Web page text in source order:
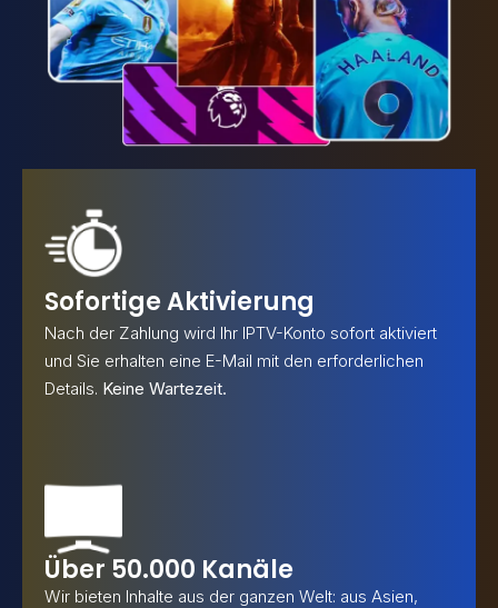
Sofortige Aktivierung
Nach der Zahlung wird Ihr IPTV-Konto sofort aktiviert
und Sie erhalten eine E-Mail mit den erforderlichen
Details. Keine Wartezeit.
Über 50.000 Kanäle
Wir bieten Inhalte aus der ganzen Welt: aus Asien,